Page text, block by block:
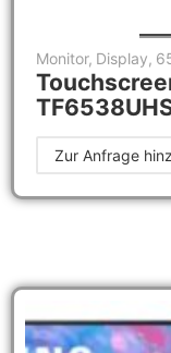
Monitor, Display,
Zur Anfrage